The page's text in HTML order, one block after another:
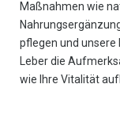
Maßnahmen wie
pflegen und unsere
Leber die
wie Ihre Vitalität